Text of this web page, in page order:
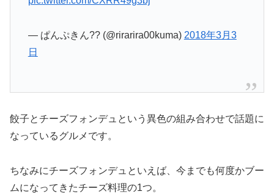
— ぱんぷきん?? (@rirarira00kuma) 2018年3月3
日
餃子とチーズフォンデュという異色の組み合わせで話題に
なっているグルメです。
ちなみにチーズフォンデュといえば、今までも何度かブー
ムになってきたチーズ料理の1つ。